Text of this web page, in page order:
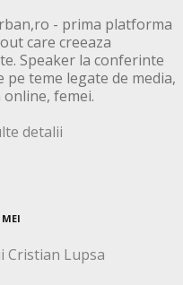
- prima platforma
care creeaza
Speaker la conferinte
pe teme legate de media,
femei.
detalii
MEI
Cristian Lupsa